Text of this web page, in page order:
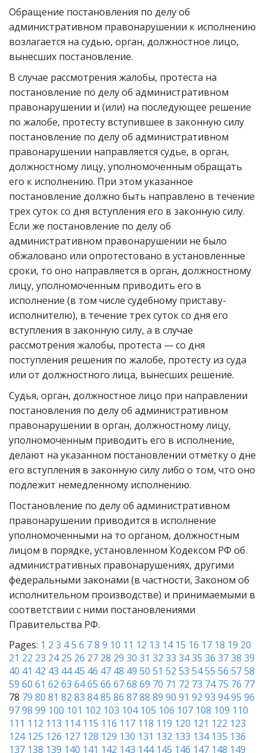
Обращение постановления по делу об
административном правонарушении к исполнению
возлагается на судью, орган, должностное лицо,
вынесших постановление.
В случае рассмотрения жалобы, протеста на
постановление по делу об административном
правонарушении и (или) на последующее решение
по жалобе, протесту вступившее в законную силу
постановление по делу об административном
правонарушении направляется судье, в орган,
должностному лицу, уполномоченным обращать
его к исполнению. При этом указанное
постановление должно быть направлено в течение
трех суток со дня вступления его в законную силу.
Если же постановление по делу об
административном правонарушении не было
обжаловано или опротестовано в установленные
сроки, то оно направляется в орган, должностному
лицу, уполномоченным приводить его в
исполнение (в том числе судебному приставу-
исполнителю), в течение трех суток со дня его
вступления в законную силу, а в случае
рассмотрения жалобы, протеста — со дня
поступления решения по жалобе, протесту из суда
или от должностного лица, вынесших решение.
Судья, орган, должностное лицо при направлении
постановления по делу об административном
правонарушении в орган, должностному лицу,
уполномоченным приводить его в исполнение,
делают на указанном постановлении отметку о дне
его вступления в законную силу либо о том, что оно
подлежит немедленному исполнению.
Постановление по делу об административном
правонарушении приводится в исполнение
уполномоченными на то органом, должностным
лицом в порядке, установленном Кодексом РФ об
административных правонарушениях, другими
федеральными законами (в частности, Законом об
исполнительном производстве) и принимаемыми в
соответствии с ними постановлениями
Правительства РФ.
Pages: 1 2 3 45 6 78 9 10 11 12 13 14 15 16 17 18 19 20
21 22 23 24 25 26 27 28 29 30 31 32 33 3435 36 3738 39
40 41 42 43 44 45 46 47 48 49 50 51 52 53 5455 56 5758
59 60 61 62 63 6465 66 6768 69 70 71 72 73 74 75 76 77
78 79 80 81 82 83 8485 86 8788 89 90 91 92 93 9495 96
9798 99 100 101 102 103 104 105 106 107 108 109 110
111 112 113 114 115 116 117 118 119 120 121 122 123
124 125 126 127 128 129 130 131 132 133 134 135 136
137 138 139 140 141 142 143 144 145 146 147 148 149